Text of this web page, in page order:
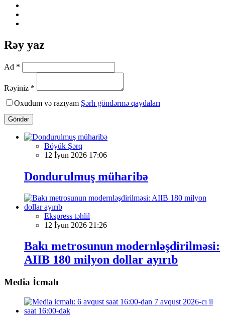
Rəy yaz
Ad *
Rəyiniz *
Oxudum və razıyam Şərh göndərmə qaydaları
Göndər
Böyük Şərq
12 İyun 2026 17:06
Dondurulmuş müharibə
Ekspress təhlil
12 İyun 2026 21:26
Bakı metrosunun modernləşdirilməsi:
AIIB 180 milyon dollar ayırıb
Media İcmalı